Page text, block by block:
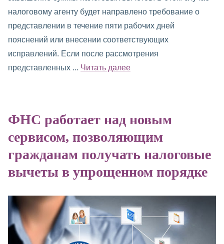
налоговому агенту будет направлено требование о
представлении в течение пяти рабочих дней
пояснений или внесении соответствующих
исправлений. Если после рассмотрения
представленных ... Читать далее
ФНС работает над новым
сервисом, позволяющим
гражданам получать налоговые
вычеты в упрощенном порядке